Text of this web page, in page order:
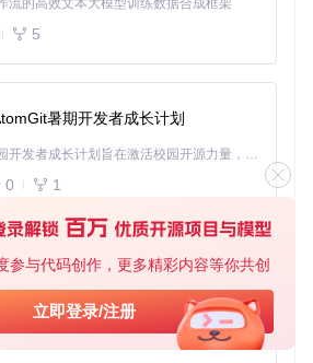
参与代码创作，更多精彩内容等你共创
立即登录/注册
的文件。导入成功后，您会在脚本列
，启用它即可开始使用。
结构清晰展示，电子书管理效果一目了
让工具适应您的阅读习惯
"自动书架"
如何高效管理更新内容？试试这样做：
时，工具会自动提醒您，就像拥有了一
"，再也不会错过任何精彩内容。
流的高效文本大模型训练数据合成框架
5
暑期开发者成长计划
「源启盛夏」暑期校园开发者成长计划旨在激活校园开源力量，通过积分激励、认证扶持、资源倾斜等形式，引导高校组织和开发者完成「入驻 — 建项目 — 做贡献 — 获认证 — 得资源」的完整闭环。无论你是想带领社团入驻平台的组织者，还是希望用代码贡献证明自己的开发者，都能在这里找到属于你的成长路径。
0 1
基于Python的Xiaozhi AI，适用于想要完整Xiaozhi体验而无需拥有专用硬件的用户。
1